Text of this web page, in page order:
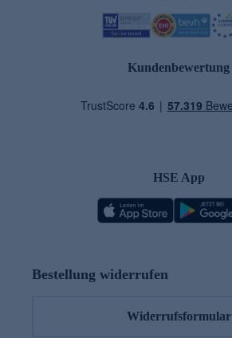
Kundenbewertung
HSE App
Bestellung widerrufen
Widerrufsformular